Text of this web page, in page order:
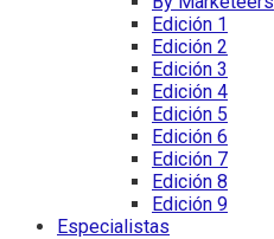
Edición 1
Edición 2
Edición 3
Edición 4
Edición 5
Edición 6
Edición 7
Edición 8
Edición 9
Especialistas